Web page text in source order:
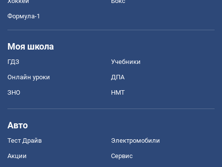
Формула-1
Моя школа
ГДЗ Учебники
Онлайн уроки ДПА
ЗНО НМТ
Авто
Тест Драйв Электромобили
Акции Сервис